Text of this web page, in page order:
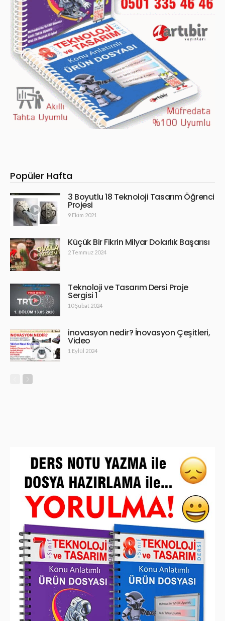
Popüler Hafta
3 Boyutlu 18 Teknoloji Tasarım Öğrenci
Projesi
9 Ekim 2021
Küçük Bir Fikrin Milyar Dolarlık Başarısı
2 Temmuz 2024
Teknoloji ve Tasarım Dersi Proje
Sergisi 1
10 Şubat 2024
inovasyon nedir? İnovasyon Çeşitleri,
Video
1 Eylül 2024